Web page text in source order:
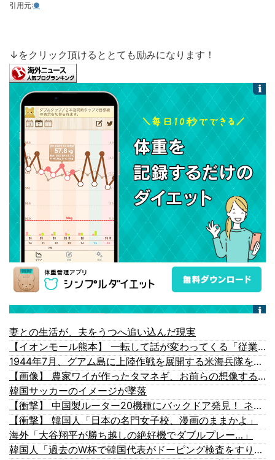
引用元:●
↓をクリック頂けるととても励みになります！
妻との生活が、夫をうつへ追い込んだ現実
【イオンモール熊本】 一転して話が変わってくる「従業員の避難誘導の証言が複数」イオン側が社内規定に抵触していた疑い
1944年7月、グアム島に上陸作戦を展開する米海兵隊を空撮！
【画像】 農家ワイが作ったタマネギ、お前らの想像する1.5倍はデカいぞ
韓国サッカーのイメージが墜落
【衝撃】 中国製ルーター20機種にバックドア発見！ ネットに繋ぐだけで35秒ごとに中国のサーバーと通信
【衝撃】 韓国人「日本の名門女子校、漫画のままかよ」
海外「大谷翔平が勝ち越しの絶好機でダブルプレー…」
韓国人「過去のW杯で韓国代表がドーピング検査をすり抜けるように注射していたものがこちら…」→「恥ずかしい…（ブルブル」＝韓国の反応